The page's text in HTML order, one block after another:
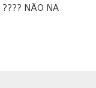
NÃO NA